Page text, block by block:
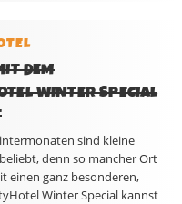
DEM
WINTER SPECIAL
sind kleine
denn so mancher Ort
einen ganz besonderen,
Winter Special kannst